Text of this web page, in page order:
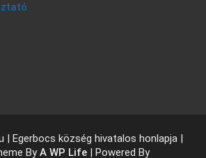
| Egerbocs község hivatalos honlapja |
ByA WP Life | Powered By